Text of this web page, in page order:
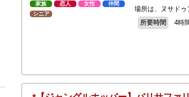
家族 恋人 女性
仲間
シニア
場所は、ヌサド
所要時間
4時